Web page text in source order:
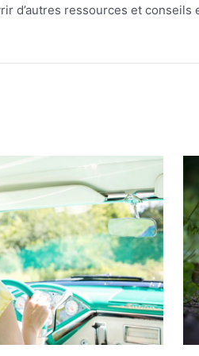
d’autres ressources et